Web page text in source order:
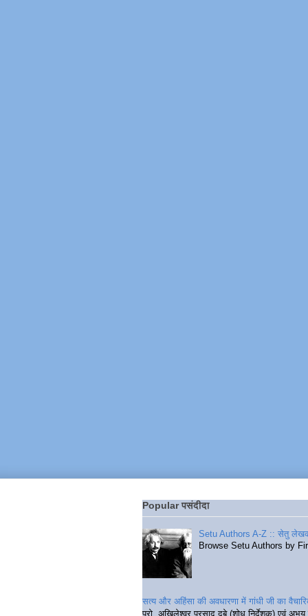
Popular पसंदीदा
Setu Authors A-Z :: सेतु
Browse Setu Authors by
सत्य और अहिंसा की अवधारणा में गांधी जी का
प्रो. अखिलेश्वर प्रसाद दुबे (शोध निर्देशक) एवं अभय